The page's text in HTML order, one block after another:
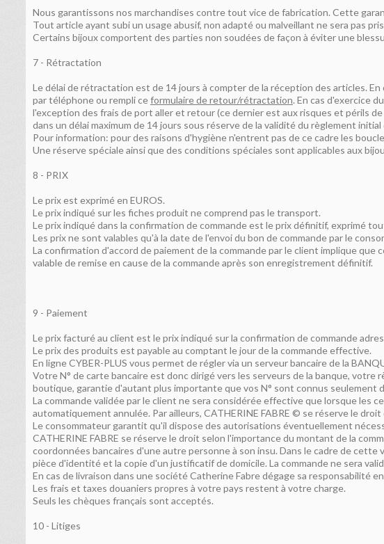
Nous garantissons nos marchandises contre tout vice de fabrication. Cette
Tout article ayant subi un usage abusif, non adapté ou malveillant ne sera pas
Certains bijoux comportent des parties non soudées de façon à éviter une
7 - Rétractation
Le délai de rétractation est de 14 jours à compter de la réception des articles.
par téléphone ou rempli ceformulaire de retour/rétractation. En cas d'exercice
l'exception des frais de port aller et retour (ce dernier est aux risques et périls
dans un délai maximum de 14 jours sous réserve de la validité du règlement
Pour information: pour des raisons d'hygiène n'entrent pas de ce cadre les
Une réserve spéciale ainsi que des conditions spéciales sont applicables aux
8 - PRIX
Le prix est exprimé en EUROS.
Le prix indiqué sur les fiches produit ne comprend pas le transport.
Le prix indiqué dans la confirmation de commande est le prix définitif, exprimé
Les prix ne sont valables qu'à la date de l'envoi du bon de commande par le
La confirmation d'accord de paiement de la commande par le client implique
valable de remise en cause de la commande après son enregistrement définitif.
9 - Paiement
Le prix facturé au client est le prix indiqué sur la confirmation de commande
Le prix des produits est payable au comptant le jour de la commande effective.
En ligne CYBER-PLUS vous permet de régler via un serveur bancaire de la
Votre N° de carte bancaire est donc dirigé vers les serveurs de la banque,
boutique, garantie d'autant plus importante que vos N° sont connus seulement
La commande validée par le client ne sera considérée effective que lorsque les
automatiquement annulée. Par ailleurs, CATHERINE FABRE © se réserve le
Le consommateur garantit qu'il dispose des autorisations éventuellement
CATHERINE FABRE se réserve le droit selon l'importance du montant de la
coordonnées bancaires d'une autre personne à son insu. Dans le cadre de
pièce d'identité et la copie d'un justificatif de domicile. La commande ne sera
En cas de livraison dans une société Catherine Fabre dégage sa responsabilité
Les frais et taxes douaniers propres à votre pays restent à votre charge.
Seuls les chèques français sont acceptés.
10 - Litiges